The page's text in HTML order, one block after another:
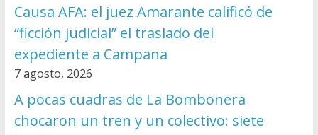
Causa AFA: el juez Amarante calificó de
“ficción judicial” el traslado del
expediente a Campana
7 agosto, 2026
A pocas cuadras de La Bombonera
chocaron un tren y un colectivo: siete